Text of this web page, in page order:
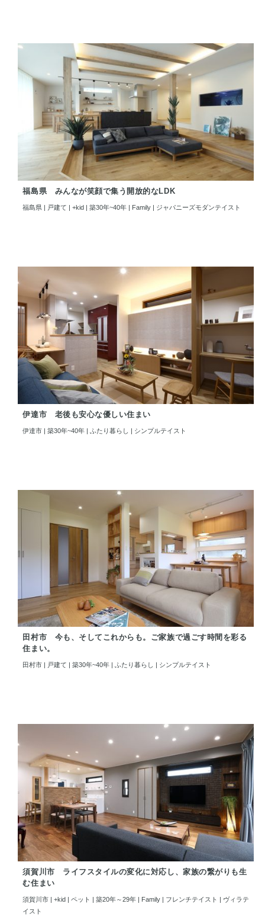
福島県 みんなが笑顔で集う開放的なLDK
福島県 | 戸建て | +kid | 築30年~40年 | Family | ジャパニーズモダンテイスト
伊達市 老後も安心な優しい住まい
伊達市 | 築30年~40年 | ふたり暮らし | シンプルテイスト
田村市 今も、そしてこれからも。ご家族で過ごす時間を彩る
住まい。
田村市 | 戸建て | 築30年~40年 | ふたり暮らし | シンプルテイスト
須賀川市 ライフスタイルの変化に対応し、家族の繋がりも生
む住まい
須賀川市 | +kid | ペット | 築20年～29年 | Family | フレンチテイスト | ヴィラテ
イスト